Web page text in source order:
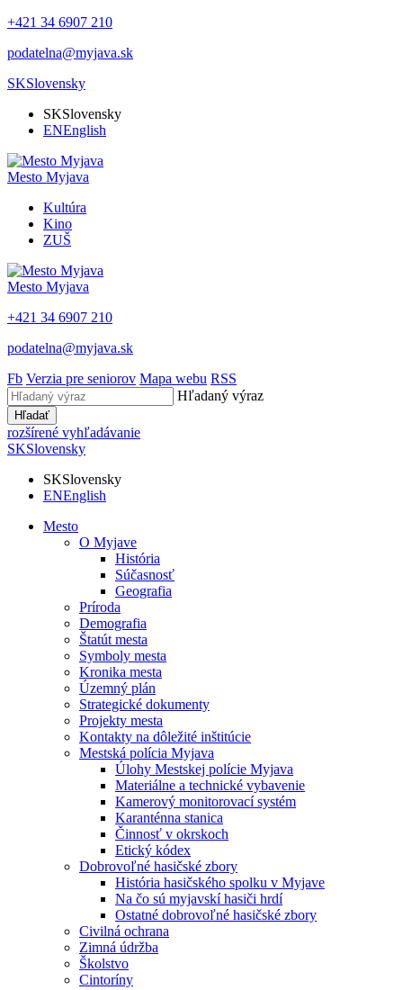
+421 34 6907 210
podatelna@myjava.sk
SKSlovensky
SKSlovensky
ENEnglish
Mesto Myjava
Kultúra
Kino
ZUŠ
Mesto Myjava
+421 34 6907 210
podatelna@myjava.sk
Fb Verzia pre seniorov Mapa webu RSS
Hľadaný výraz
Hľadať
rozšírené vyhľadávanie
SKSlovensky
SKSlovensky
ENEnglish
Mesto
O Myjave
História
Súčasnosť
Geografia
Príroda
Demografia
Štatút mesta
Symboly mesta
Kronika mesta
Územný plán
Strategické dokumenty
Projekty mesta
Kontakty na dôležité inštitúcie
Mestská polícia Myjava
Úlohy Mestskej polície Myjava
Materiálne a technické vybavenie
Kamerový monitorovací systém
Karanténna stanica
Činnosť v okrskoch
Etický kódex
Dobrovoľné hasičské zbory
História hasičského spolku v Myjave
Na čo sú myjavskí hasiči hrdí
Ostatné dobrovoľné hasičské zbory
Civilná ochrana
Zimná údržba
Školstvo
Cintoríny